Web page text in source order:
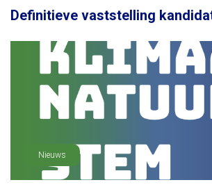
Definitieve vaststelling
Nieuws